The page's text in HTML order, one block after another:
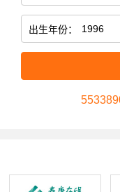
出生年份：